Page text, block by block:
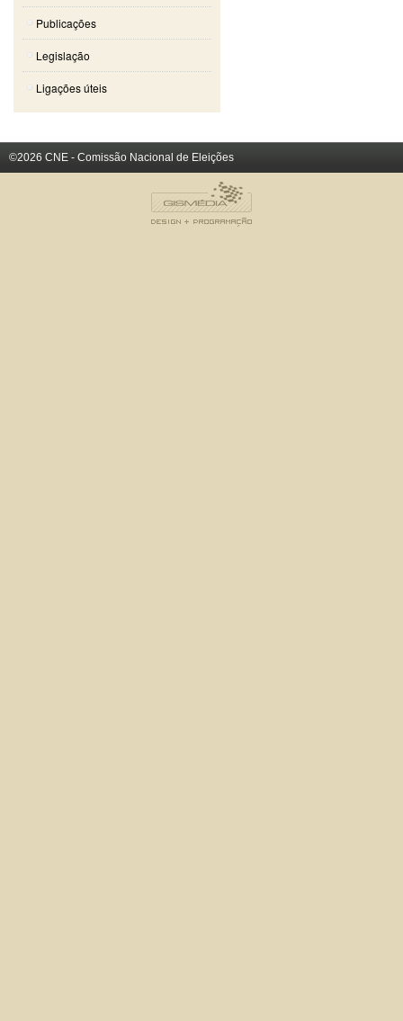
Publicações
Legislação
Ligações úteis
©2026 CNE - Comissão Nacional de Eleições